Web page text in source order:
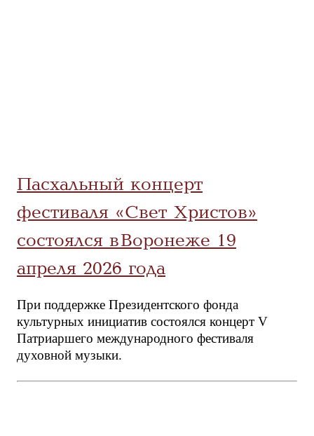
Пасхальный концерт
фестиваля «Свет Христов»
состоялся в Воронеже 19
апреля 2026 года
При поддержке Президентского фонда
культурных инициатив состоялся концерт V
Патриаршего международного фестиваля
духовной музыки.